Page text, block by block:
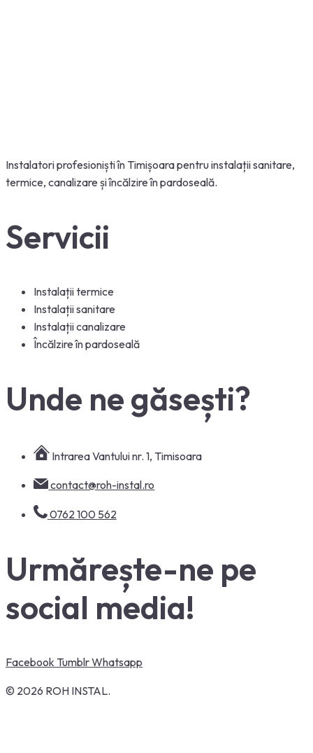
Instalatoriprofesioniștiîn Timișoarapentruinstalațiisanitare,
termice, canalizare șiîncălzire înpardoseală.
Servicii
Instalații termice
Instalații sanitare
Instalații canalizare
Încălzire în pardoseală
Unde ne găsești?
Intrarea Vantului nr. 1, Timisoara
contact@roh-instal.ro
0762 100 562
Urmărește-ne pe
social media!
Facebook TumblrWhatsapp
© 2026 ROH INSTAL.